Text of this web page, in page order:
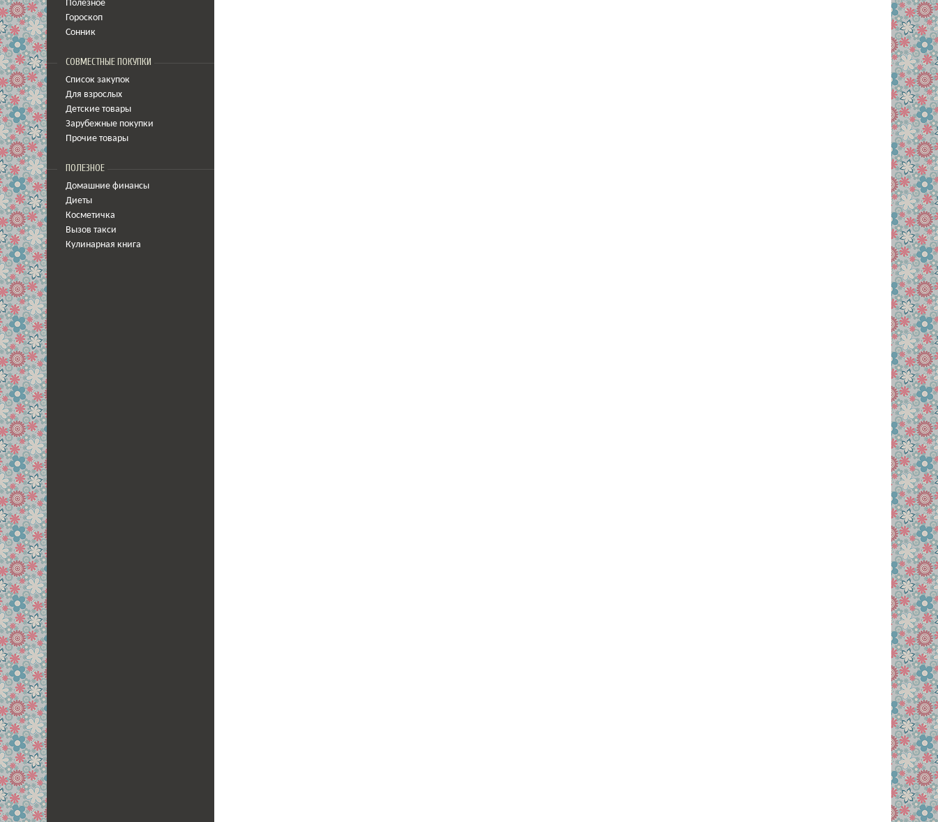
Полезное
Гороскоп
Сонник
СОВМЕСТНЫЕ ПОКУПКИ
Список закупок
Для взрослых
Детские товары
Зарубежные покупки
Прочие товары
ПОЛЕЗНОЕ
Домашние финансы
Диеты
Косметичка
Вызов такси
Кулинарная книга